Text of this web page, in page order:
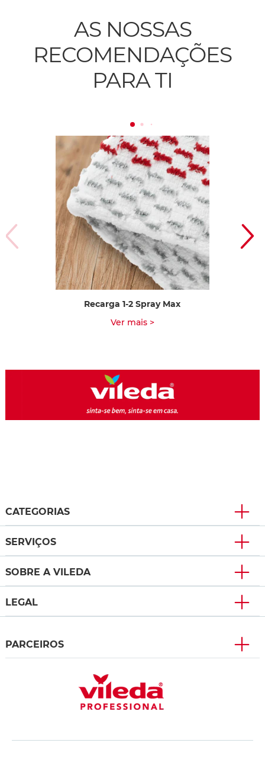
AS NOSSAS
RECOMENDAÇÕES
PARA TI
Recarga 1-2 Spray Max
Ver mais >
CATEGORIAS
SERVIÇOS
SOBRE A VILEDA
LEGAL
PARCEIROS